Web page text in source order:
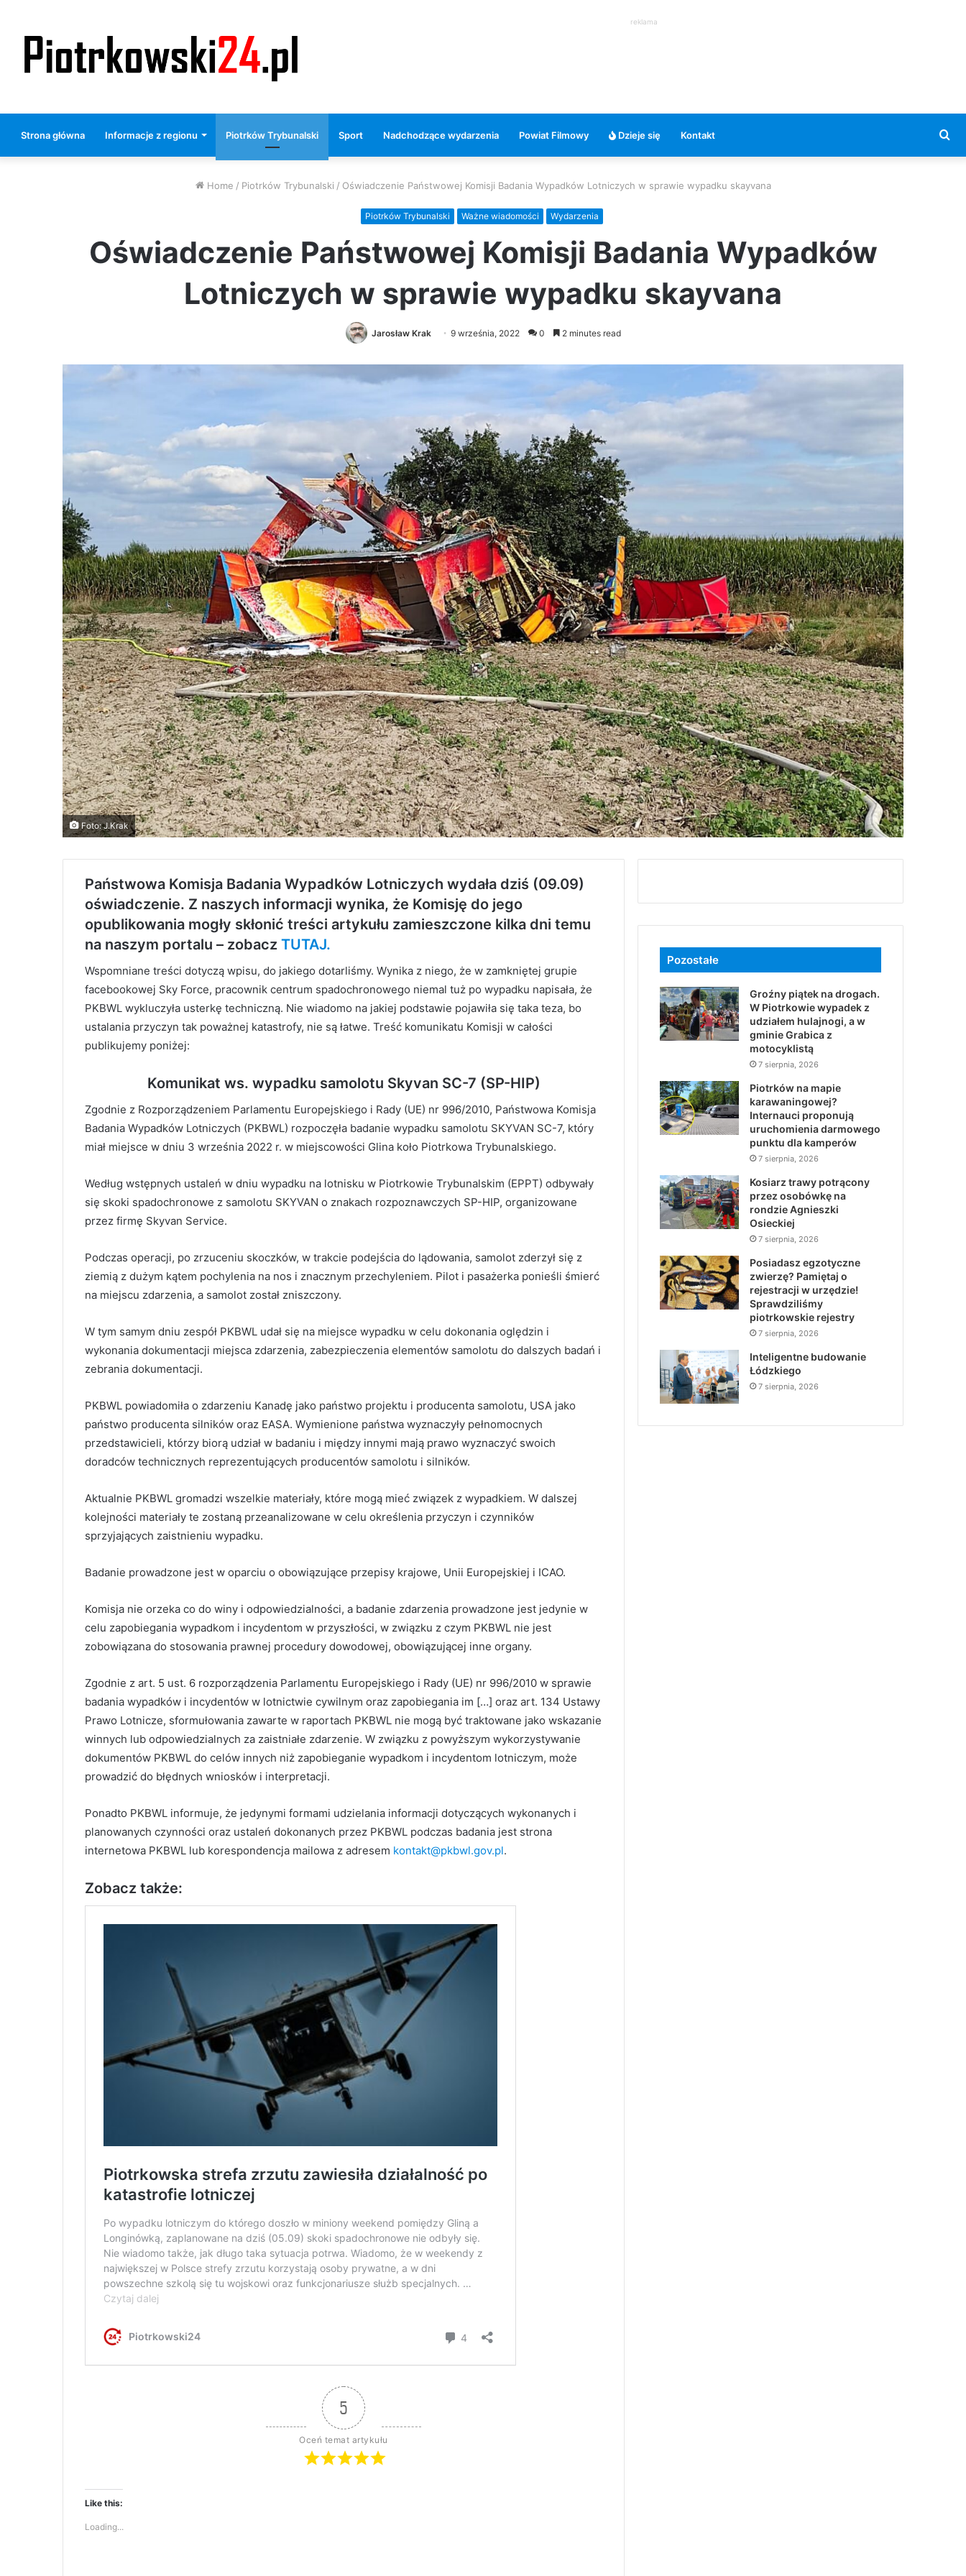
reklama
Strona główna Informacje z regionu Piotrków Trybunalski Sport Nadchodzące wydarzenia Powiat Filmowy Dzieje się Kontakt
Home / Piotrków Trybunalski / Oświadczenie Państwowej Komisji Badania Wypadków Lotniczych w sprawie wypadku skayvana
Piotrków Trybunalski Ważne wiadomości Wydarzenia
Oświadczenie Państwowej Komisji Badania Wypadków
Lotniczych w sprawie wypadku skayvana
Jarosław Krak 9 września, 2022 0 2 minutes read
Foto: J.Krak
Państwowa Komisja Badania Wypadków Lotniczych wydała dziś (09.09)
oświadczenie. Z naszych informacji wynika, że Komisję do jego
opublikowania mogły skłonić treści artykułu zamieszczone kilka dni temu
na naszym portalu – zobacz TUTAJ.
Wspomniane treści dotyczą wpisu, do jakiego dotarliśmy. Wynika z niego, że w zamkniętej grupie
facebookowej Sky Force, pracownik centrum spadochronowego niemal tuż po wypadku napisała, że
PKBWL wykluczyła usterkę techniczną. Nie wiadomo na jakiej podstawie pojawiła się taka teza, bo
ustalania przyczyn tak poważnej katastrofy, nie są łatwe. Treść komunikatu Komisji w całości
publikujemy poniżej:
Komunikat ws. wypadku samolotu Skyvan SC-7 (SP-HIP)
Zgodnie z Rozporządzeniem Parlamentu Europejskiego i Rady (UE) nr 996/2010, Państwowa Komisja
Badania Wypadków Lotniczych (PKBWL) rozpoczęła badanie wypadku samolotu SKYVAN SC-7, który
miał miejsce w dniu 3 września 2022 r. w miejscowości Glina koło Piotrkowa Trybunalskiego.
Według wstępnych ustaleń w dniu wypadku na lotnisku w Piotrkowie Trybunalskim (EPPT) odbywały
się skoki spadochronowe z samolotu SKYVAN o znakach rozpoznawczych SP-HIP, organizowane
przez firmę Skyvan Service.
Podczas operacji, po zrzuceniu skoczków, w trakcie podejścia do lądowania, samolot zderzył się z
ziemią z dużym kątem pochylenia na nos i znacznym przechyleniem. Pilot i pasażerka ponieśli śmierć
na miejscu zdarzenia, a samolot został zniszczony.
W tym samym dniu zespół PKBWL udał się na miejsce wypadku w celu dokonania oględzin i
wykonania dokumentacji miejsca zdarzenia, zabezpieczenia elementów samolotu do dalszych badań i
zebrania dokumentacji.
PKBWL powiadomiła o zdarzeniu Kanadę jako państwo projektu i producenta samolotu, USA jako
państwo producenta silników oraz EASA. Wymienione państwa wyznaczyły pełnomocnych
przedstawicieli, którzy biorą udział w badaniu i między innymi mają prawo wyznaczyć swoich
doradców technicznych reprezentujących producentów samolotu i silników.
Aktualnie PKBWL gromadzi wszelkie materiały, które mogą mieć związek z wypadkiem. W dalszej
kolejności materiały te zostaną przeanalizowane w celu określenia przyczyn i czynników
sprzyjających zaistnieniu wypadku.
Badanie prowadzone jest w oparciu o obowiązujące przepisy krajowe, Unii Europejskiej i ICAO.
Komisja nie orzeka co do winy i odpowiedzialności, a badanie zdarzenia prowadzone jest jedynie w
celu zapobiegania wypadkom i incydentom w przyszłości, w związku z czym PKBWL nie jest
zobowiązana do stosowania prawnej procedury dowodowej, obowiązującej inne organy.
Zgodnie z art. 5 ust. 6 rozporządzenia Parlamentu Europejskiego i Rady (UE) nr 996/2010 w sprawie
badania wypadków i incydentów w lotnictwie cywilnym oraz zapobiegania im […] oraz art. 134 Ustawy
Prawo Lotnicze, sformułowania zawarte w raportach PKBWL nie mogą być traktowane jako wskazanie
winnych lub odpowiedzialnych za zaistniałe zdarzenie. W związku z powyższym wykorzystywanie
dokumentów PKBWL do celów innych niż zapobieganie wypadkom i incydentom lotniczym, może
prowadzić do błędnych wniosków i interpretacji.
Ponadto PKBWL informuje, że jedynymi formami udzielania informacji dotyczących wykonanych i
planowanych czynności oraz ustaleń dokonanych przez PKBWL podczas badania jest strona
internetowa PKBWL lub korespondencja mailowa z adresem kontakt@pkbwl.gov.pl.
Zobacz także:
5
Oceń temat artykułu
Like this:
Loading...
Pozostałe
Groźny piątek na drogach.
W Piotrkowie wypadek z
udziałem hulajnogi, a w
gminie Grabica z
motocyklistą
7 sierpnia, 2026
Piotrków na mapie
karawaningowej?
Internauci proponują
uruchomienia darmowego
punktu dla kamperów
7 sierpnia, 2026
Kosiarz trawy potrącony
przez osobówkę na
rondzie Agnieszki
Osieckiej
7 sierpnia, 2026
Posiadasz egzotyczne
zwierzę? Pamiętaj o
rejestracji w urzędzie!
Sprawdziliśmy
piotrkowskie rejestry
7 sierpnia, 2026
Inteligentne budowanie
Łódzkiego
7 sierpnia, 2026